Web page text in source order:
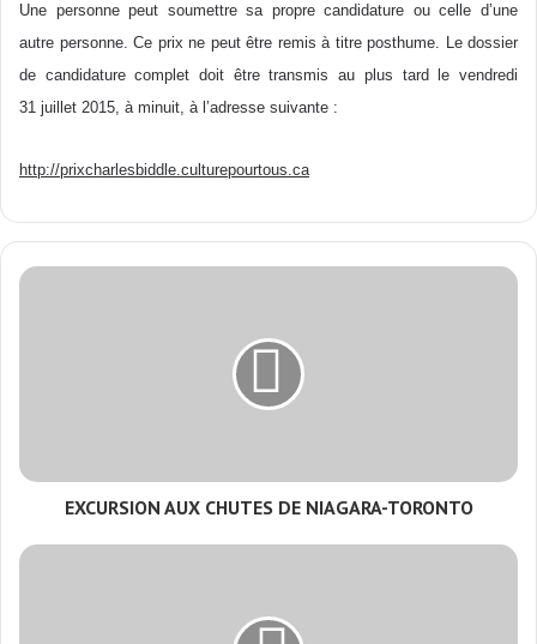
Une personne peut soumettre sa propre candidature ou celle d’une
autre personne. Ce prix ne peut être remis à titre posthume. Le dossier
de candidature complet doit être transmis au plus tard le vendredi
31 juillet 2015, à minuit, à l’adresse suivante :
http://prixcharlesbiddle.culturepourtous.ca
EXCURSION AUX CHUTES DE NIAGARA-TORONTO